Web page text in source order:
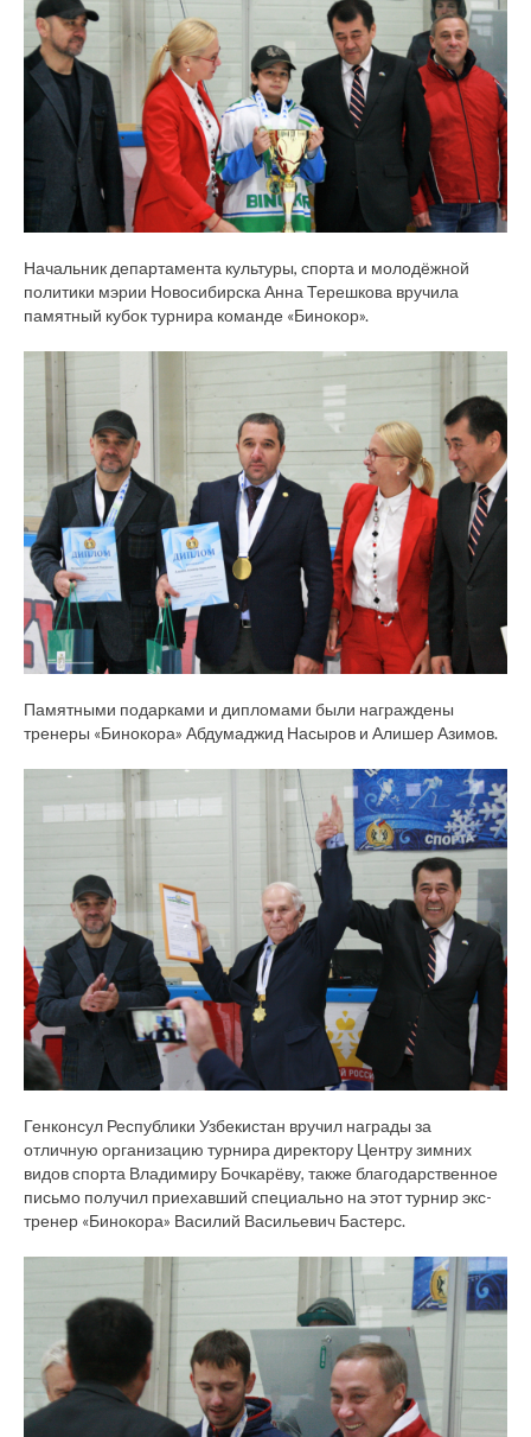
Начальник департамента культуры, спорта и молодёжной
политики мэрии Новосибирска Анна Терешкова вручила
памятный кубок турнира команде «Бинокор».
Памятными подарками и дипломами были награждены
тренеры «Бинокора» Абдумаджид Насыров и Алишер Азимов.
Генконсул Республики Узбекистан вручил награды за
отличную организацию турнира директору Центру зимних
видов спорта Владимиру Бочкарёву, также благодарственное
письмо получил приехавший специально на этот турнир экс-
тренер «Бинокора» Василий Васильевич Бастерс.